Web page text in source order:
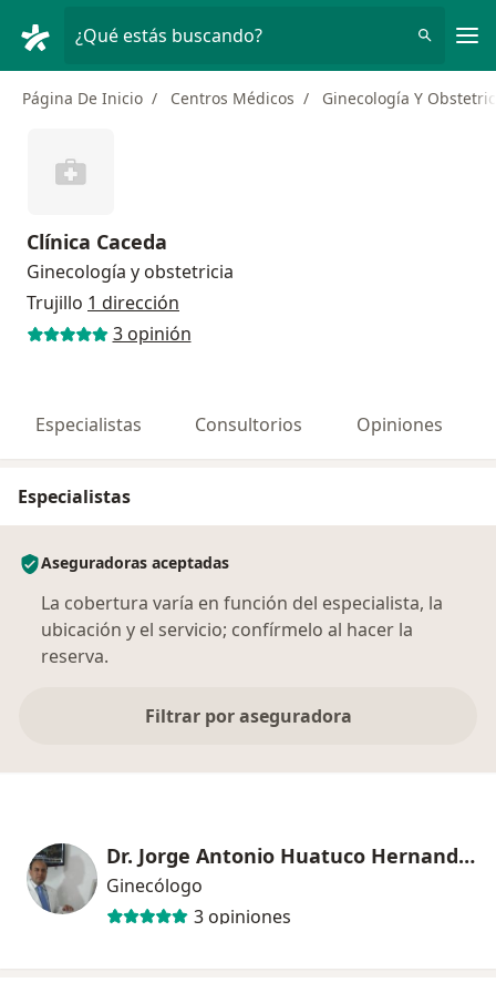
¿Qué estás buscando?
Página De Inicio Centros Médicos Ginecología Y
Clínica Caceda
Ginecología y obstetricia
Trujillo 1 dirección
3 opinión
Especialistas Consultorios Opiniones
Especialistas
Aseguradoras aceptadas
La cobertura varía en función del especialista, la
ubicación y el servicio; confírmelo al hacer la
reserva.
Filtrar por aseguradora
Dr. Jorge Antonio Huatuco Hernandez
Ginecólogo
3 opiniones